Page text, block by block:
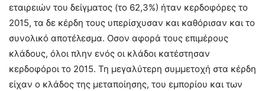
εταιρειών του δείγματος (το 62,3%) ήταν κερδοφόρες το
2015, τα δε κέρδη τους υπερίσχυσαν και καθόρισαν και το
συνολικό αποτέλεσμα. Οσον αφορά τους επιμέρους
κλάδους, όλοι πλην ενός οι κλάδοι κατέστησαν
κερδοφόροι το 2015. Τη μεγαλύτερη συμμετοχή στα κέρδη
είχαν ο κλάδος της μεταποίησης, του εμπορίου και των